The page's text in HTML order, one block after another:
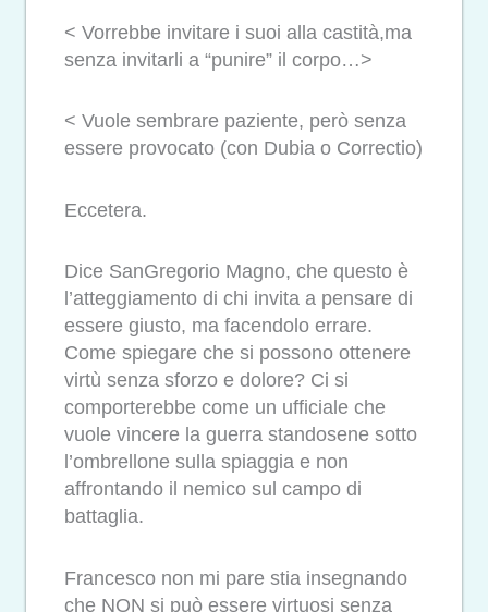
< Vorrebbe invitare i suoi alla castità,ma
senza invitarli a “punire” il corpo…>
< Vuole sembrare paziente, però senza
essere provocato (con Dubia o Correctio)
Eccetera.
Dice SanGregorio Magno, che questo è
l’atteggiamento di chi invita a pensare di
essere giusto, ma facendolo errare.
Come spiegare che si possono ottenere
virtù senza sforzo e dolore? Ci si
comporterebbe come un ufficiale che
vuole vincere la guerra standosene sotto
l’ombrellone sulla spiaggia e non
affrontando il nemico sul campo di
battaglia.
Francesco non mi pare stia insegnando
che NON si può essere virtuosi senza